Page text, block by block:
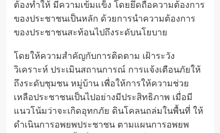
ต้องทำให้ มีความเข้มแข็ง โดยยึดถือความต้องการ
ของประชาชนเป็นหลัก ด้วยการนำความต้องการ
ของประชาชนสะท้อนไปถึงระดับนโยบาย
โดยให้ความสำคัญกับการติดตาม เฝ้าระวัง
วิเคราะห์ ประเมินสถานการณ์ การแจ้งเตือนภัยให้
ถึงระดับชุมชน หมู่บ้าน เพื่อให้การให้ความช่วย
เหลือประชาชนเป็นไปอย่างมีประสิทธิภาพ เมื่อมี
แนวโน้มว่าจะเกิดอุทกภัย ดินโคลนถล่มในพื้นที่ ให้
ดำเนินการอพยพประชาชน ตามแผนการอพยพ